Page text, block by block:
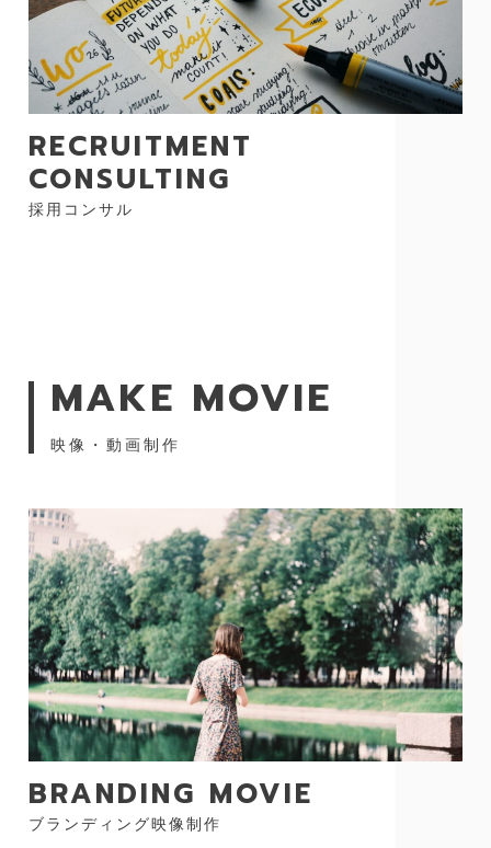
RECRUITMENT
CONSULTING
採用コンサル
MAKE MOVIE
映像・動画制作
BRANDING MOVIE
ブランディング映像制作